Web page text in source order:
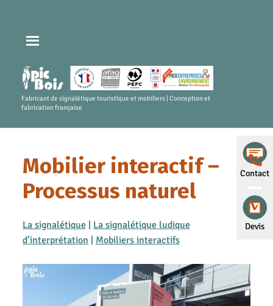
Contact
Devis
Fabricant de signalétique touristique et mobiliers | Conception et
fabrication française
Mobilier interactif –
Processus naturel
La signalétique| La signalétique ludique
d’interprétation | Mobiliers interactifs